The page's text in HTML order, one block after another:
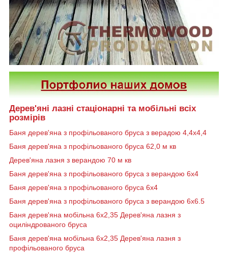
Дерев'яні лазні стаціонарні та мобільні всіх
розмірів
Баня дерев'яна з профільованого бруса з верадою 4,4х4,4
Баня дерев'яна з профільованого бруса 62,0 м кв
Дерев'яна лазня з верандою 70 м кв
Баня дерев'яна з профільованого бруса з верандою 6х4
Баня дерев'яна з профільованого бруса 6х4
Баня дерев'яна з профільованого бруса з верандою 6х6.5
Баня дерев'яна мобільна 6х2,35 Дерев'яна лазня з
оциліндрованого бруса
Баня дерев'яна мобільна 6х2,35 Дерев'яна лазня з
профільованого бруса